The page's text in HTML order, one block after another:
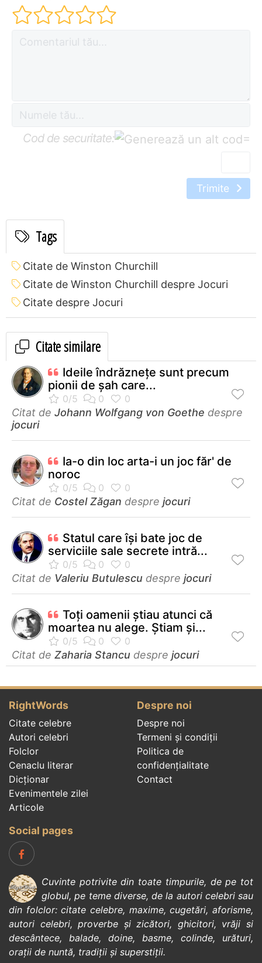
Cod de securitate: =
Trimite
Tags
Citate de Winston Churchill
Citate de Winston Churchill despre Jocuri
Citate despre Jocuri
Citate similare
Ideile îndrăzneţe sunt precum
pionii de şah care...
Citat de Johann Wolfgang von Goethe despre
jocuri
Ia-o din loc arta-i un joc făr' de
noroc
Citat de Costel Zăgan despre jocuri
Statul care îşi bate joc de
serviciile sale secrete intră...
Citat de Valeriu Butulescu despre jocuri
Toţi oamenii ştiau atunci că
moartea nu alege. Ştiam şi...
Citat de Zaharia Stancu despre jocuri
RightWords
Citate celebre
Autori celebri
Folclor
Cenaclu literar
Dicționar
Evenimentele zilei
Articole
Despre noi
Despre noi
Termeni și condiții
Politica de
confidenţialitate
Contact
Social pages
Cuvinte potrivite din toate timpurile, de pe tot
globul, pe teme diverse, de la autori celebrisau
din folclor:citate celebre, maxime,cugetări,aforisme,
autori celebri,proverbe și zicători, ghicitori, vrăji si
descântece, balade, doine, basme, colinde, urături,
orații de nuntă, tradiții și superstiții.